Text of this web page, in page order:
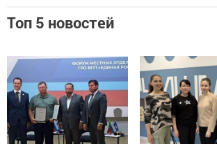
Топ 5 новостей